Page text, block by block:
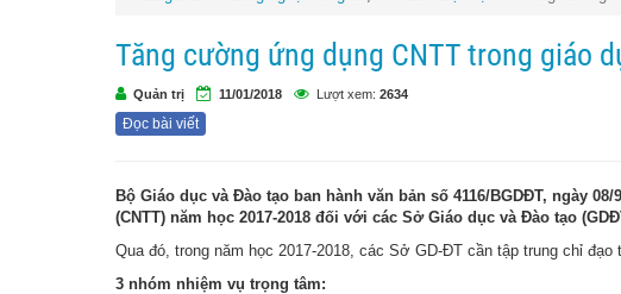
Tăng cường ứng dụng CNTT trong giáo
Quản trị 11/01/2018 Lượt xem: 2634
Đọc bài viết
Bộ Giáo dục và Đào tạo ban hành văn bản số 4116/BGDĐT, ngày
(CNTT) năm học 2017-2018 đối với các Sở Giáo dục và Đào tạo
Qua đó, trong năm học 2017-2018, các Sở GD-ĐT cần tập trung chỉ đạo
3 nhóm nhiệm vụ trọng tâm: